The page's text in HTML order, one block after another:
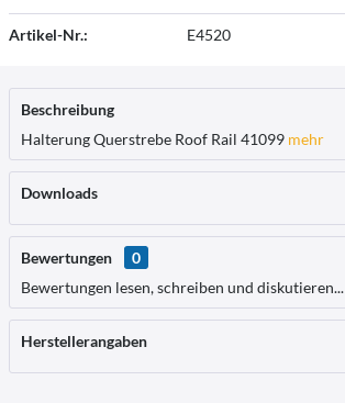
Artikel-Nr.: E4520
Beschreibung
Halterung Querstrebe Roof Rail 41099 mehr
Downloads
Bewertungen
0
Bewertungen lesen, schreiben und diskutieren...
Herstellerangaben